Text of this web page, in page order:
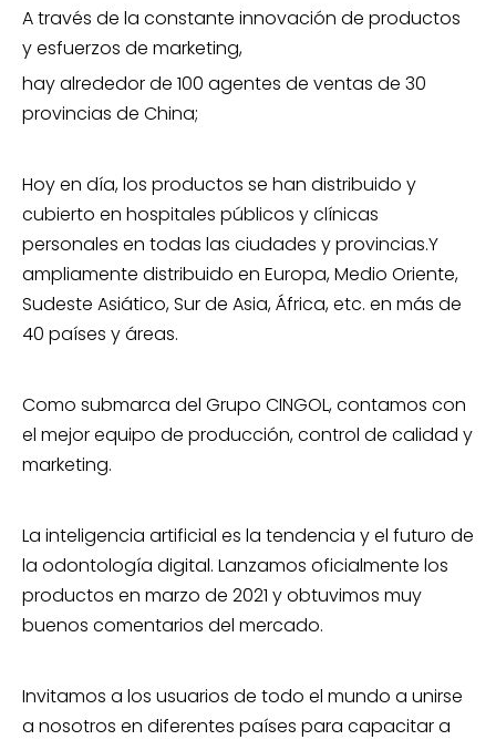
A través de la constante innovación de productos
y esfuerzos de marketing,
hay alrededor de 100 agentes de ventas de 30
provincias de China;
Hoy en día, los productos se han distribuido y
cubierto en hospitales públicos y clínicas
personales en todas las ciudades y provincias.Y
ampliamente distribuido en Europa, Medio Oriente,
Sudeste Asiático, Sur de Asia, África, etc. en más de
40 países y áreas.
Como submarca del Grupo CINGOL, contamos con
el mejor equipo de producción, control de calidad y
marketing.
La inteligencia artificial es la tendencia y el futuro de
la odontología digital. Lanzamos oficialmente los
productos en marzo de 2021 y obtuvimos muy
buenos comentarios del mercado.
Invitamos a los usuarios de todo el mundo a unirse
a nosotros en diferentes países para capacitar a